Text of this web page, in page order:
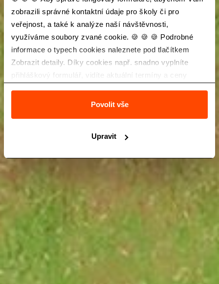
zobrazili správné kontaktní údaje pro školy či pro
veřejnost, a také k analýze naší návštěvnosti,
využíváme soubory zvané cookie. 🍪 🍪 🍪 Podrobné
informace o typech cookies naleznete pod tlačítkem
Zobrazit detaily. Díky cookies např. snadno vyplníte
přihláškový formulář, vidíte aktuální termíny a ceny
Povolit vše
Upravit